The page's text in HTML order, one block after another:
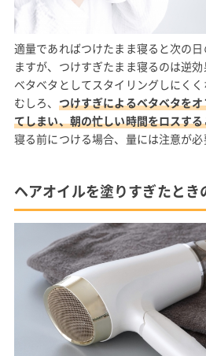
適量であればつけたまま寝ると次の
ますが、つけすぎたまま寝るのは逆効
ベタベタとしてスタイリングしにくく
むしろ、 つけすぎによるベタベタを
てしまい、朝の忙しい時間をロスす
寝る前につける場合、量には注意が必
ヘアオイルを塗りすぎたとき